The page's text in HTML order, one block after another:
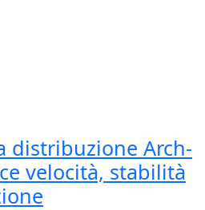
distribuzione Arch-
velocità, stabilità